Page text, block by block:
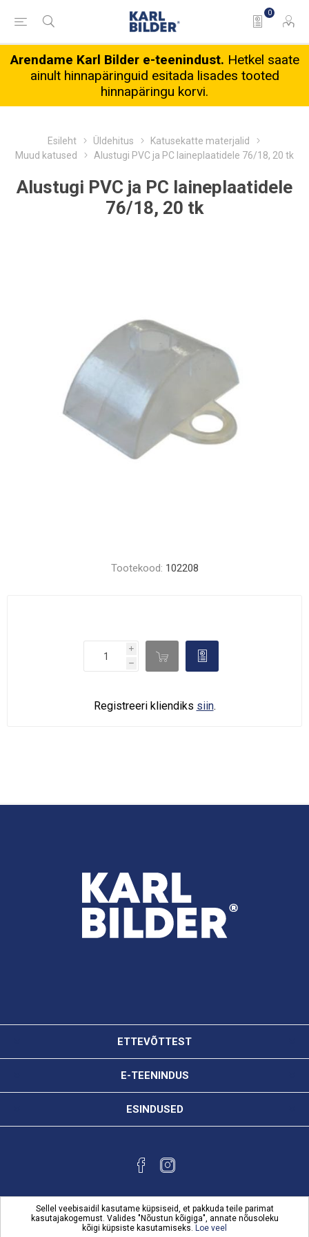
0
Arendame Karl Bilder e-teenindust. Hetkel saate
ainult hinnapäringuid esitada lisades tooted
hinnapäringu korvi.
Esileht Üldehitus
Katusekatte materjalid
Muud katused
Alustugi PVC ja PC laineplaatidele 76/18, 20 tk
Alustugi PVC ja PC laineplaatidele
76/18, 20 tk
Tootekood: 102208
i
h
d 
Registreeri kliendiks siin.
ETTEVÕTTEST
E-TEENINDUS
ESINDUSED
Sellel veebisaidil kasutame küpsiseid, et pakkuda teile parimat
kasutajakogemust. Valides "Nõustun kõigiga", annate nõusoleku
kõigi küpsiste kasutamiseks. Loe veel